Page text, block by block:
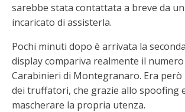
sarebbe stata contattata a breve da
incaricato di assisterla.
Pochi minuti dopo è arrivata la
display compariva realmente il
Carabinieri di Montegranaro. Era
dei truffatori, che grazie allo spoofing
mascherare la propria utenza.